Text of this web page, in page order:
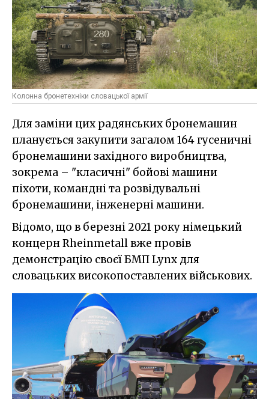
Колонна бронетехніки словацької армії
Для заміни цих радянських бронемашин
планується закупити загалом 164 гусеничні
бронемашини західного виробництва,
зокрема – "класичні" бойові машини
піхоти, командні та розвідувальні
бронемашини, інженерні машини.
Відомо, що в березні 2021 року німецький
концерн Rheinmetall вже провів
демонстрацію своєї БМП Lynx для
словацьких високопоставлених військових.